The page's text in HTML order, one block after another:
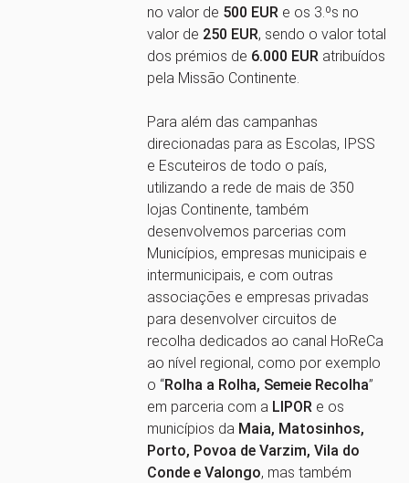
no valor de 500 EUR e os 3.ºs no
valor de 250 EUR, sendo o valor total
dos prémios de 6.000 EUR atribuídos
pela Missão Continente.
Para além das campanhas
direcionadas para as Escolas, IPSS
e Escuteiros de todo o país,
utilizando a rede de mais de 350
lojas Continente, também
desenvolvemos parcerias com
Municípios, empresas municipais e
intermunicipais, e com outras
associações e empresas privadas
para desenvolver circuitos de
recolha dedicados ao canal HoReCa
ao nível regional, como por exemplo
o “Rolha a Rolha, Semeie Recolha”
em parceria com a LIPOR e os
municípios da Maia, Matosinhos,
Porto, Povoa de Varzim, Vila do
Conde e Valongo, mas também